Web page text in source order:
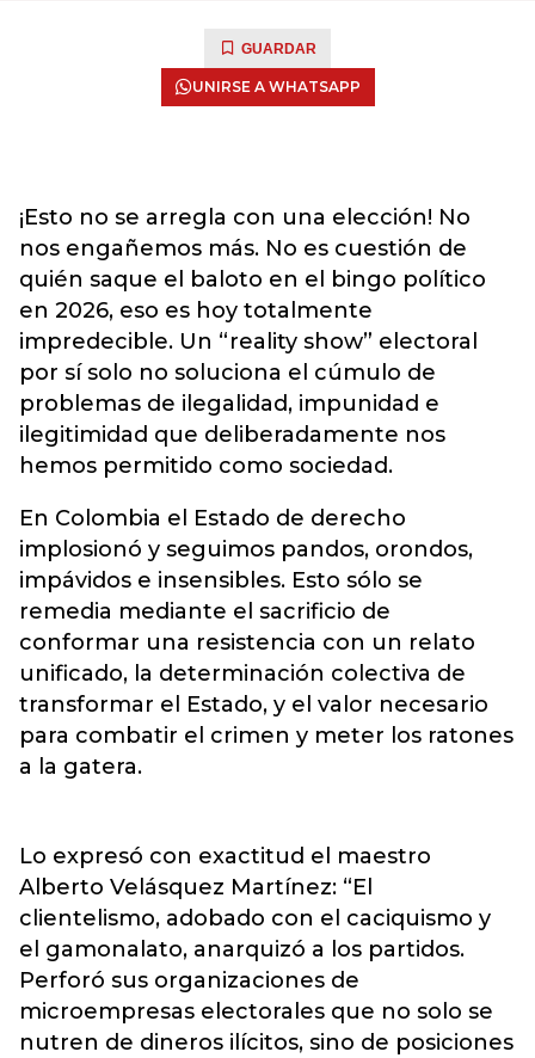
GUARDAR
UNIRSE A WHATSAPP
¡Esto no se arregla con una elección! No
nos engañemos más. No es cuestión de
quién saque el baloto en el bingo político
en 2026, eso es hoy totalmente
impredecible. Un “reality show” electoral
por sí solo no soluciona el cúmulo de
problemas de ilegalidad, impunidad e
ilegitimidad que deliberadamente nos
hemos permitido como sociedad.
En Colombia el Estado de derecho
implosionó y seguimos pandos, orondos,
impávidos e insensibles. Esto sólo se
remedia mediante el sacrificio de
conformar una resistencia con un relato
unificado, la determinación colectiva de
transformar el Estado, y el valor necesario
para combatir el crimen y meter los ratones
a la gatera.
Lo expresó con exactitud el maestro
Alberto Velásquez Martínez: “El
clientelismo, adobado con el caciquismo y
el gamonalato, anarquizó a los partidos.
Perforó sus organizaciones de
microempresas electorales que no solo se
nutren de dineros ilícitos, sino de posiciones